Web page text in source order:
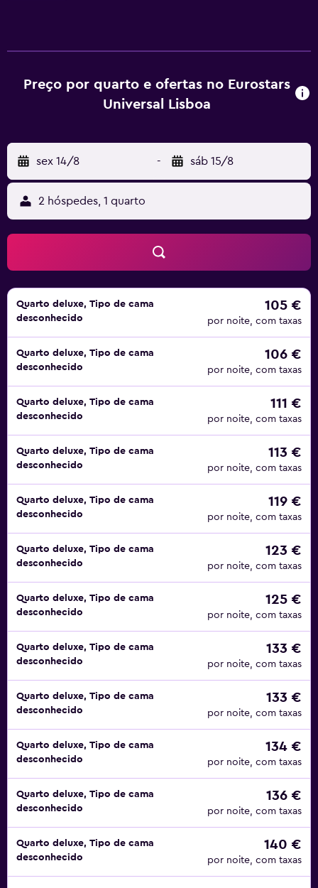
Preço por quarto e ofertas no Eurostars
Universal Lisboa
sex 14/8 - sáb 15/8
2 hóspedes, 1 quarto
Quarto deluxe, Tipo de cama
desconhecido
105 €
por noite, com taxas
Quarto deluxe, Tipo de cama
desconhecido
106 €
por noite, com taxas
Quarto deluxe, Tipo de cama
desconhecido
111 €
por noite, com taxas
Quarto deluxe, Tipo de cama
desconhecido
113 €
por noite, com taxas
Quarto deluxe, Tipo de cama
desconhecido
119 €
por noite, com taxas
Quarto deluxe, Tipo de cama
desconhecido
123 €
por noite, com taxas
Quarto deluxe, Tipo de cama
desconhecido
125 €
por noite, com taxas
Quarto deluxe, Tipo de cama
desconhecido
133 €
por noite, com taxas
Quarto deluxe, Tipo de cama
desconhecido
133 €
por noite, com taxas
Quarto deluxe, Tipo de cama
desconhecido
134 €
por noite, com taxas
Quarto deluxe, Tipo de cama
desconhecido
136 €
por noite, com taxas
Quarto deluxe, Tipo de cama
desconhecido
140 €
por noite, com taxas